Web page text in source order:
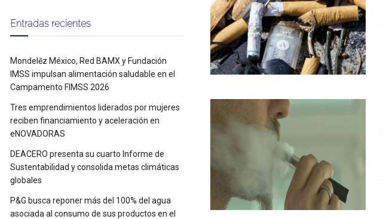
Entradas recientes
Mondelēz México, Red BAMX y Fundación
IMSS impulsan alimentación saludable en el
Campamento FIMSS 2026
Tres emprendimientos liderados por mujeres
reciben financiamiento y aceleración en
eNOVADORAS
DEACERO presenta su cuarto Informe de
Sustentabilidad y consolida metas climáticas
globales
P&G busca reponer más del 100% del agua
asociada al consumo de sus productos en el